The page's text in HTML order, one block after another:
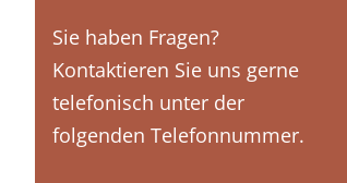
Sie haben Fragen?
Kontaktieren Sie uns gerne
telefonisch unter der
folgenden Telefonnummer.